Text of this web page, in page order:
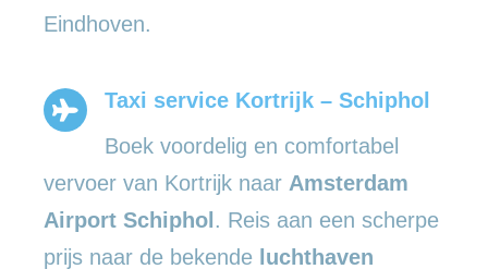
Eindhoven.
Taxi service Kortrijk – Schiphol
Boek voordelig en comfortabel
vervoer van Kortrijk naar Amsterdam
Airport Schiphol . Reis aan een scherpe
prijs naar de bekende luchthaven